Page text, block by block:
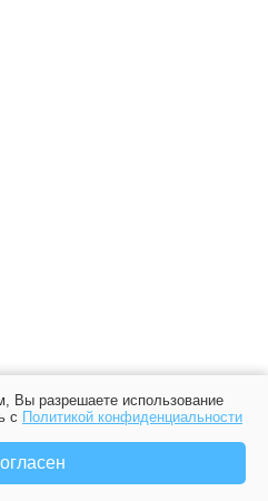
Вы разрешаете использование
с Политикой конфиденциальности